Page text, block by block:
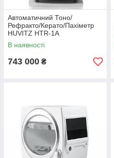
Автоматичний Тоно/
Рефракто/Керато/Пахіметр
HUVITZ HTR-1A
В наявності
743 000 ₴